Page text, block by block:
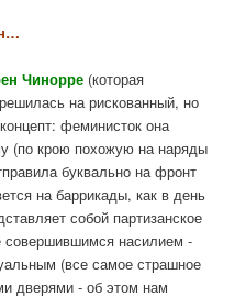
Чинорре (которая
на рискованный, но
феминисток она
(по крою похожую на наряды
буквально на фронт
на баррикады, как в день
собой партизанское
совершившимся насилием -
(все самое страшное
дверями - об этом нам